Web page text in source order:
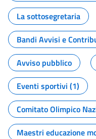
La sottosegretaria
Bandi Avvisi e
Avviso pubblico
Eventi sportivi (1)
Comitato Olimpico
Maestri educazione